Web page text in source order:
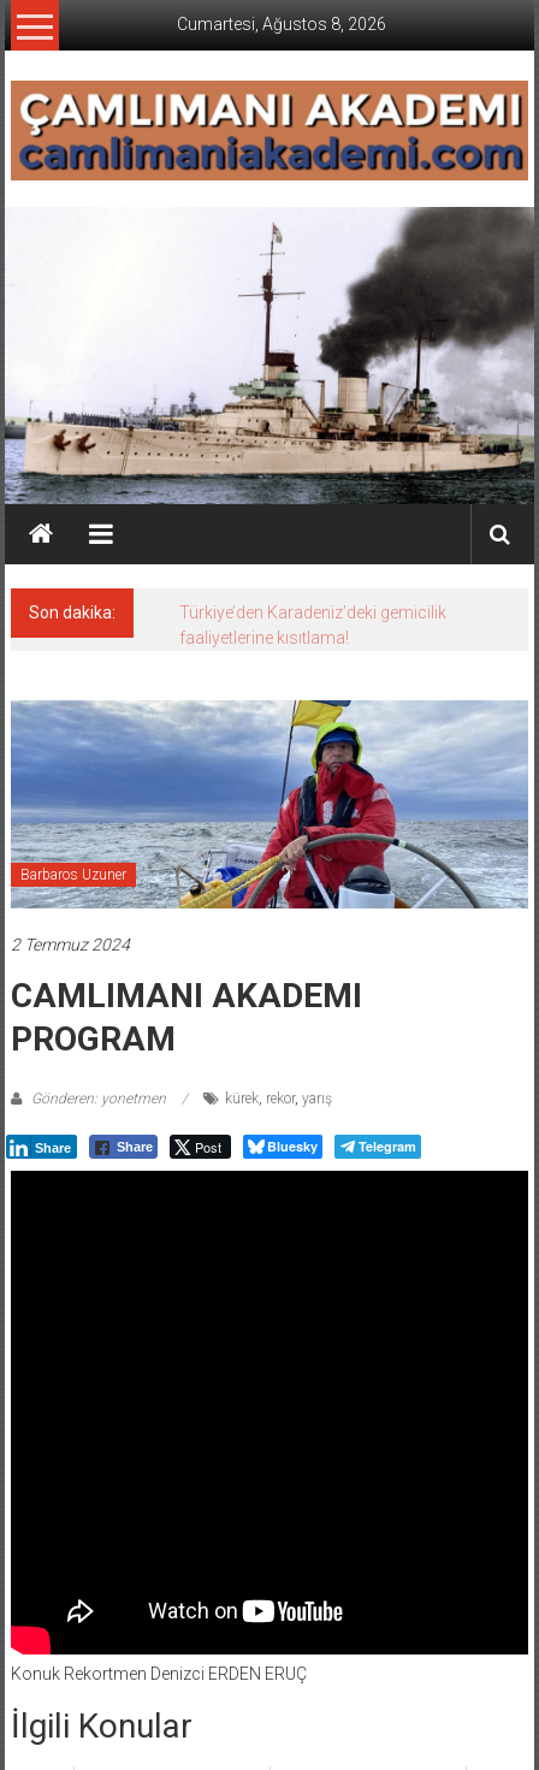
İçeriğe
geç
Cumartesi, Ağustos 8, 2026
Son dakika:
Türkiye’den Karadeniz’deki gemicilik
faaliyetlerine kısıtlama!
Barbaros Uzuner
2 Temmuz 2024
CAMLIMANI AKADEMI
PROGRAM
Gönderen: yonetmen kürek, rekor, yarış
Share Share Post Bluesky Telegram
Konuk Rekortmen Denizci ERDEN ERUÇ
İlgili Konular